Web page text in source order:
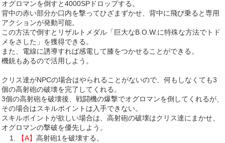
オグロマンを倒すと4000SPドロップする。
背中の赤い部分か口内を撃ってひざまずかせ、背中に飛び乗ると専用
アクションが発動可能。
この方法で倒すとリザルトメダル「巨大なB.O.W.に特殊な方法でトド
メをさした」を獲得できる。
また、電線に誘導すれば感電して膝をつかせることができる。
機銃もあるので活用しよう。
クリス達がNPCの場合はやられることがないので、何もしなくても3
個の高射砲の破壊を完了してくれる。
3個の高射砲を破壊後、戦闘機の爆撃でオグロマンを倒してくれるが、
その場合はスキルポイントは入手できない。
スキルポイントが欲しい場合は、高射砲の破壊はクリス達にまかせ、
オグロマンの撃破を優先しよう。
【A】 高射砲1を破壊する。